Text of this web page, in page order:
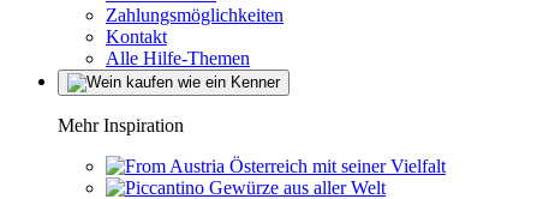
Zahlungsmöglichkeiten
Kontakt
Alle Hilfe-Themen
Mehr Inspiration
Österreich mit seiner Vielfalt
Gewürze aus aller Welt